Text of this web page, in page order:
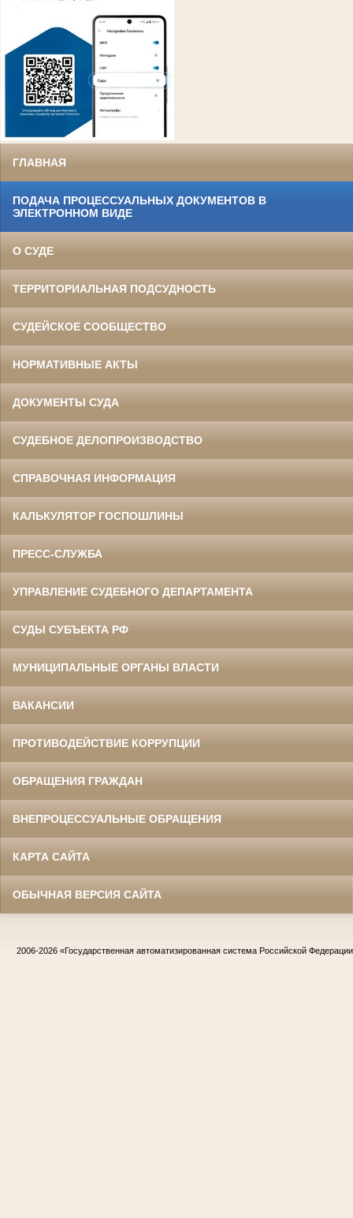
ГЛАВНАЯ
ПОДАЧА ПРОЦЕССУАЛЬНЫХ ДОКУМЕНТОВ В
ЭЛЕКТРОННОМ ВИДЕ
О СУДЕ
ТЕРРИТОРИАЛЬНАЯ ПОДСУДНОСТЬ
СУДЕЙСКОЕ СООБЩЕСТВО
НОРМАТИВНЫЕ АКТЫ
ДОКУМЕНТЫ СУДА
СУДЕБНОЕ ДЕЛОПРОИЗВОДСТВО
СПРАВОЧНАЯ ИНФОРМАЦИЯ
КАЛЬКУЛЯТОР ГОСПОШЛИНЫ
ПРЕСС-СЛУЖБА
УПРАВЛЕНИЕ СУДЕБНОГО ДЕПАРТАМЕНТА
СУДЫ СУБЪЕКТА РФ
МУНИЦИПАЛЬНЫЕ ОРГАНЫ ВЛАСТИ
ВАКАНСИИ
ПРОТИВОДЕЙСТВИЕ КОРРУПЦИИ
ОБРАЩЕНИЯ ГРАЖДАН
ВНЕПРОЦЕССУАЛЬНЫЕ ОБРАЩЕНИЯ
КАРТА САЙТА
ОБЫЧНАЯ ВЕРСИЯ САЙТА
2006-2026 «Государственная автоматизированная система Российской